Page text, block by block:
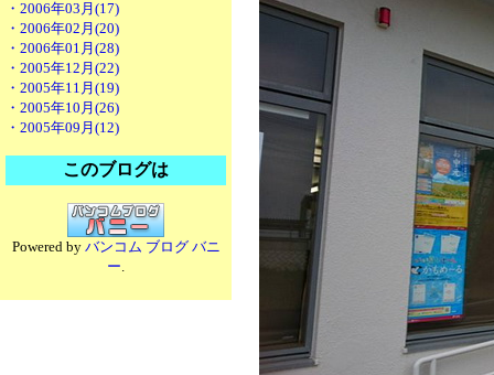
・2006年03月(17)
・2006年02月(20)
・2006年01月(28)
・2005年12月(22)
・2005年11月(19)
・2005年10月(26)
・2005年09月(12)
このブログは
Powered by バンコム ブログ バニ
ー.